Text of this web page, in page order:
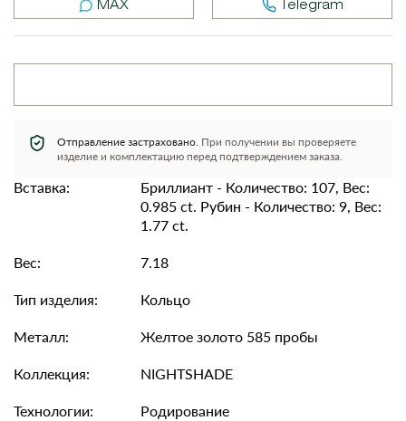
MAX Telegram
Отправление застраховано. При получении вы проверяете
изделие и комплектацию перед подтверждением заказа.
Вставка:
Бриллиант - Количество: 107, Вес:
0.985 ct. Рубин - Количество: 9, Вес:
1.77 ct.
Вес:
7.18
Тип изделия:
Кольцо
Металл:
Желтое золото 585 пробы
Коллекция:
NIGHTSHADE
Технологии:
Родирование